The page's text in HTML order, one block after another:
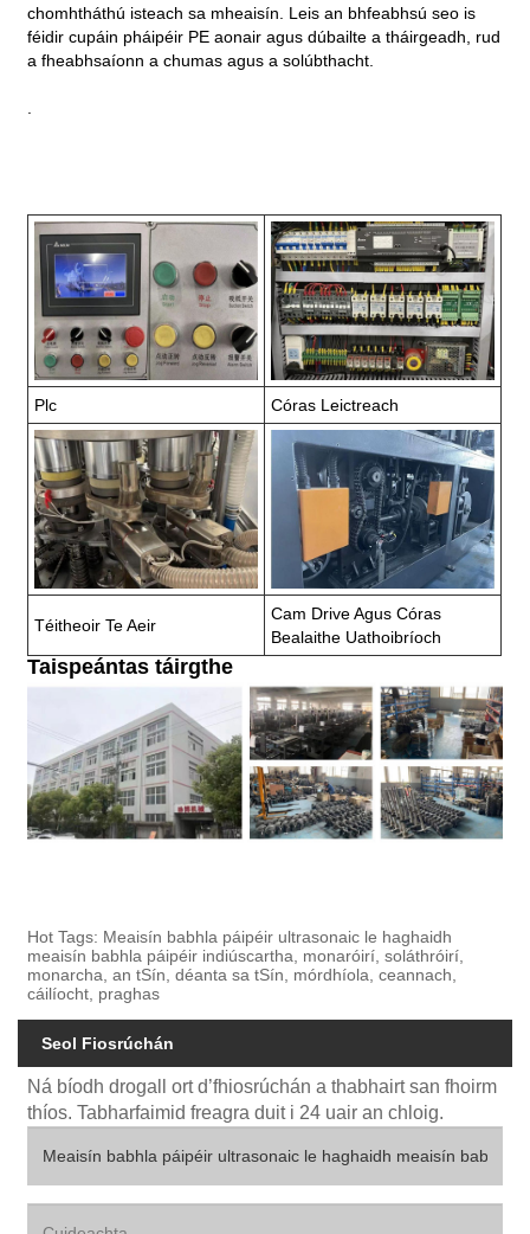
chomhtháthú isteach sa mheaisín. Leis an bhfeabhsú seo is
féidir cupáin pháipéir PE aonair agus dúbailte a tháirgeadh, rud
a fheabhsaíonn a chumas agus a solúbthacht.
Plc Córas Leictreach
Téitheoir Te Aeir
Cam Drive Agus Córas
Bealaithe Uathoibríoch
Taispeántas táirgthe
Hot Tags: Meaisín babhla páipéir ultrasonaic le haghaidh
meaisín babhla páipéir indiúscartha, monaróirí, soláthróirí,
monarcha, an tSín, déanta sa tSín, mórdhíola, ceannach,
cáilíocht, praghas
Seol Fiosrúchán
Ná bíodh drogall ort d’fhiosrúchán a thabhairt san fhoirm
thíos. Tabharfaimid freagra duit i 24 uair an chloig.